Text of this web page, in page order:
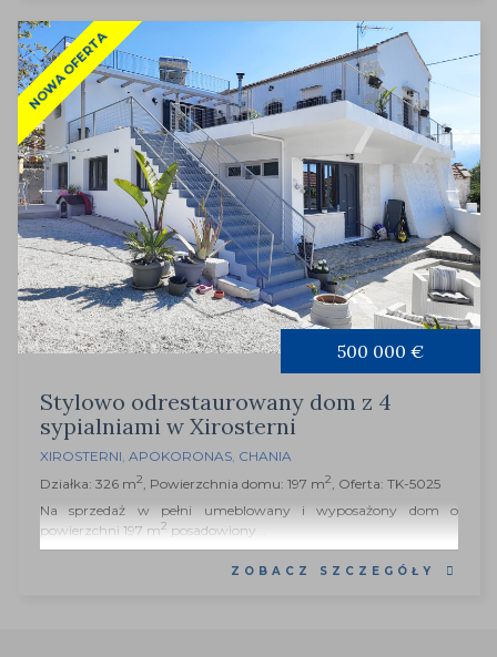
NOWA OFERTA
500 000 €
Stylowo odrestaurowany dom z 4
sypialniami w Xirosterni
XIROSTERNI, APOKORONAS, CHANIA
Działka: 326 m2, Powierzchnia domu: 197 m2, Oferta: TK-5025
Na sprzedaż w pełni umeblowany i wyposażony dom o
powierzchni 197 m2 posadowiony...
ZOBACZ SZCZEGÓŁY